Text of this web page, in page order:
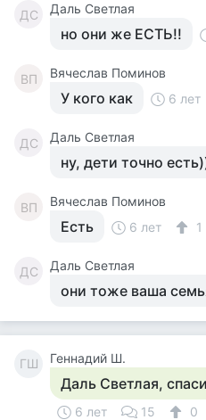
ДС Даль Светлая
но они же ЕСТЬ!!
ВП Вячеслав Поминов
У кого как 6 лет
ДС Даль Светлая
ну, дети точно
ВП Вячеслав Поминов
Есть 6 лет 1
ДС Даль Светлая
они тоже ваша
ГШ Геннадий Ш.
Даль Светлая,
6 лет 15
0